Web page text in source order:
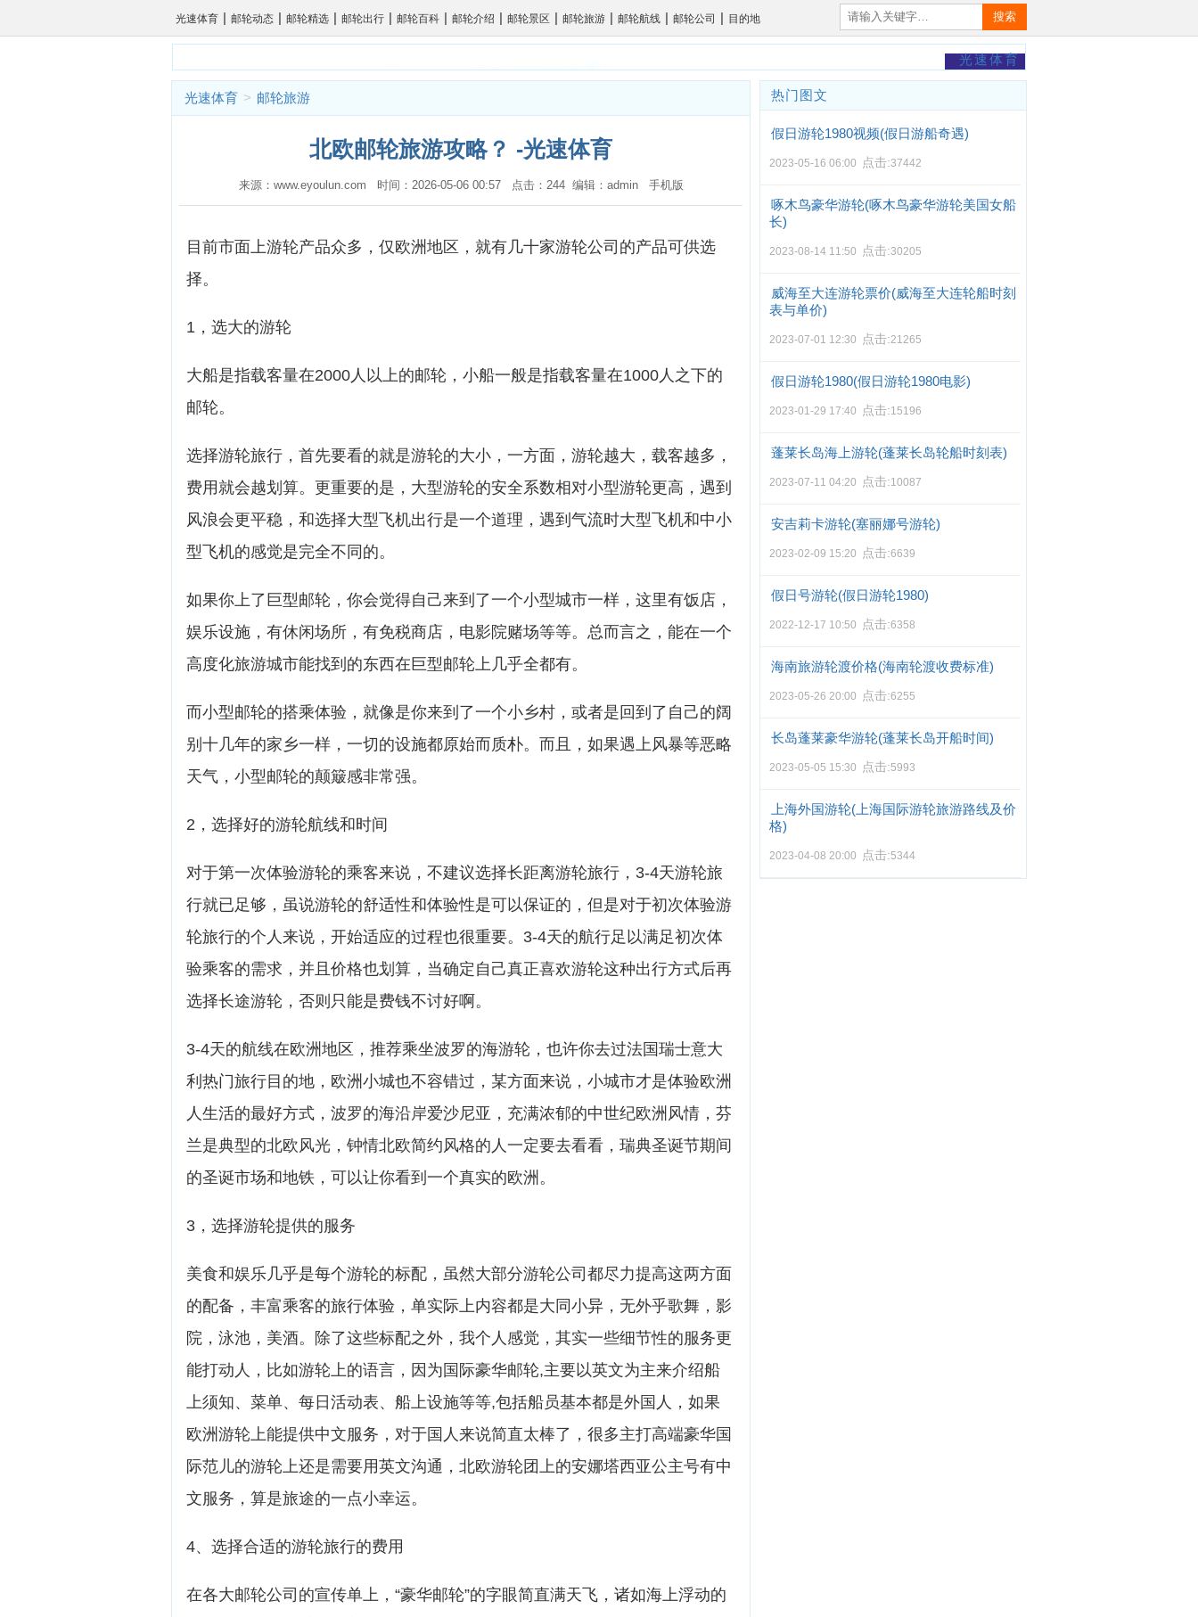
光速体育 | 邮轮动态 | 邮轮精选 | 邮轮出行 | 邮轮百科 | 邮轮介绍 | 邮轮景区 | 邮轮旅游 | 邮轮航线 | 邮轮公司 | 目的地 搜索
光速体育
光速体育 > 邮轮旅游
北欧邮轮旅游攻略？ -光速体育
来源：www.eyoulun.com 时间：2026-05-06 00:57 点击：244 编辑：admin 手机版
目前市面上游轮产品众多，仅欧洲地区，就有几十家游轮公司的产品可供选
择。
1，选大的游轮
大船是指载客量在2000人以上的邮轮，小船一般是指载客量在1000人之下的
邮轮。
选择游轮旅行，首先要看的就是游轮的大小，一方面，游轮越大，载客越多，
费用就会越划算。更重要的是，大型游轮的安全系数相对小型游轮更高，遇到
风浪会更平稳，和选择大型飞机出行是一个道理，遇到气流时大型飞机和中小
型飞机的感觉是完全不同的。
如果你上了巨型邮轮，你会觉得自己来到了一个小型城市一样，这里有饭店，
娱乐设施，有休闲场所，有免税商店，电影院赌场等等。总而言之，能在一个
高度化旅游城市能找到的东西在巨型邮轮上几乎全都有。
而小型邮轮的搭乘体验，就像是你来到了一个小乡村，或者是回到了自己的阔
别十几年的家乡一样，一切的设施都原始而质朴。而且，如果遇上风暴等恶略
天气，小型邮轮的颠簸感非常强。
2，选择好的游轮航线和时间
对于第一次体验游轮的乘客来说，不建议选择长距离游轮旅行，3-4天游轮旅
行就已足够，虽说游轮的舒适性和体验性是可以保证的，但是对于初次体验游
轮旅行的个人来说，开始适应的过程也很重要。3-4天的航行足以满足初次体
验乘客的需求，并且价格也划算，当确定自己真正喜欢游轮这种出行方式后再
选择长途游轮，否则只能是费钱不讨好啊。
3-4天的航线在欧洲地区，推荐乘坐波罗的海游轮，也许你去过法国瑞士意大
利热门旅行目的地，欧洲小城也不容错过，某方面来说，小城市才是体验欧洲
人生活的最好方式，波罗的海沿岸爱沙尼亚，充满浓郁的中世纪欧洲风情，芬
兰是典型的北欧风光，钟情北欧简约风格的人一定要去看看，瑞典圣诞节期间
的圣诞市场和地铁，可以让你看到一个真实的欧洲。
3，选择游轮提供的服务
美食和娱乐几乎是每个游轮的标配，虽然大部分游轮公司都尽力提高这两方面
的配备，丰富乘客的旅行体验，单实际上内容都是大同小异，无外乎歌舞，影
院，泳池，美酒。除了这些标配之外，我个人感觉，其实一些细节性的服务更
能打动人，比如游轮上的语言，因为国际豪华邮轮,主要以英文为主来介绍船
上须知、菜单、每日活动表、船上设施等等,包括船员基本都是外国人，如果
欧洲游轮上能提供中文服务，对于国人来说简直太棒了，很多主打高端豪华国
际范儿的游轮上还是需要用英文沟通，北欧游轮团上的安娜塔西亚公主号有中
文服务，算是旅途的一点小幸运。
4、选择合适的游轮旅行的费用
在各大邮轮公司的宣传单上，“豪华邮轮”的字眼简直满天飞，诸如海上浮动的
热门图文
假日游轮1980视频(假日游船奇遇)
2023-05-16 06:00 点击:37442
啄木鸟豪华游轮(啄木鸟豪华游轮美国女船
长)
2023-08-14 11:50 点击:30205
威海至大连游轮票价(威海至大连轮船时刻
表与单价)
2023-07-01 12:30 点击:21265
假日游轮1980(假日游轮1980电影)
2023-01-29 17:40 点击:15196
蓬莱长岛海上游轮(蓬莱长岛轮船时刻表)
2023-07-11 04:20 点击:10087
安吉莉卡游轮(塞丽娜号游轮)
2023-02-09 15:20 点击:6639
假日号游轮(假日游轮1980)
2022-12-17 10:50 点击:6358
海南旅游轮渡价格(海南轮渡收费标准)
2023-05-26 20:00 点击:6255
长岛蓬莱豪华游轮(蓬莱长岛开船时间)
2023-05-05 15:30 点击:5993
上海外国游轮(上海国际游轮旅游路线及价
格)
2023-04-08 20:00 点击:5344